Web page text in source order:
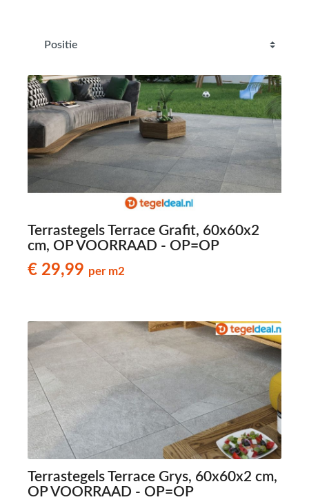
Terrastegels Terrace Grafit, 60x60x2
cm, OP VOORRAAD - OP=OP
€ 29,99 per m2
Terrastegels Terrace Grys, 60x60x2 cm,
OP VOORRAAD - OP=OP